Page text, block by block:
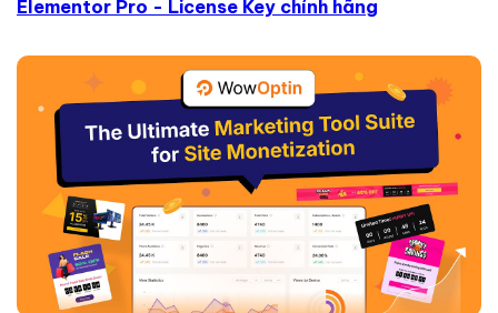
Elementor Pro - License Key chính hãng